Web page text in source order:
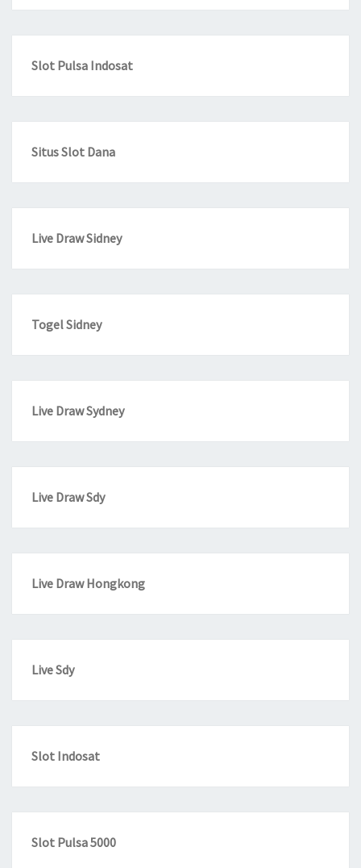
Slot Pulsa Indosat
Situs Slot Dana
Live Draw Sidney
Togel Sidney
Live Draw Sydney
Live Draw Sdy
Live Draw Hongkong
Live Sdy
Slot Indosat
Slot Pulsa 5000